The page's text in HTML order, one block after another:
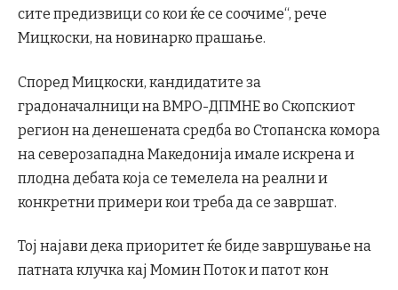
сите предизвици со кои ќе се соочиме“, рече
Мицкоски, на новинарко прашање.
Според Мицкоски, кандидатите за
градоначалници на ВМРО-ДПМНЕ во Скопскиот
регион на денешената средба во Стопанска комора
на северозападна Македонија имале искрена и
плодна дебата која се темелела на реални и
конкретни примери кои треба да се завршат.
Тој најави дека приоритет ќе биде завршување на
патната клучка кај Момин Поток и патот кон